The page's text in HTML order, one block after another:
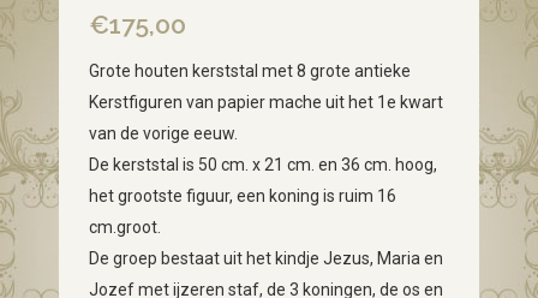
€175,00
Grote houten kerststal met 8 grote antieke
Kerstfiguren van papier mache uit het 1e kwart
van de vorige eeuw.
De kerststal is 50 cm. x 21 cm. en 36 cm. hoog,
het grootste figuur, een koning is ruim 16
cm.groot.
De groep bestaat uit het kindje Jezus, Maria en
Jozef met ijzeren staf, de 3 koningen, de os en